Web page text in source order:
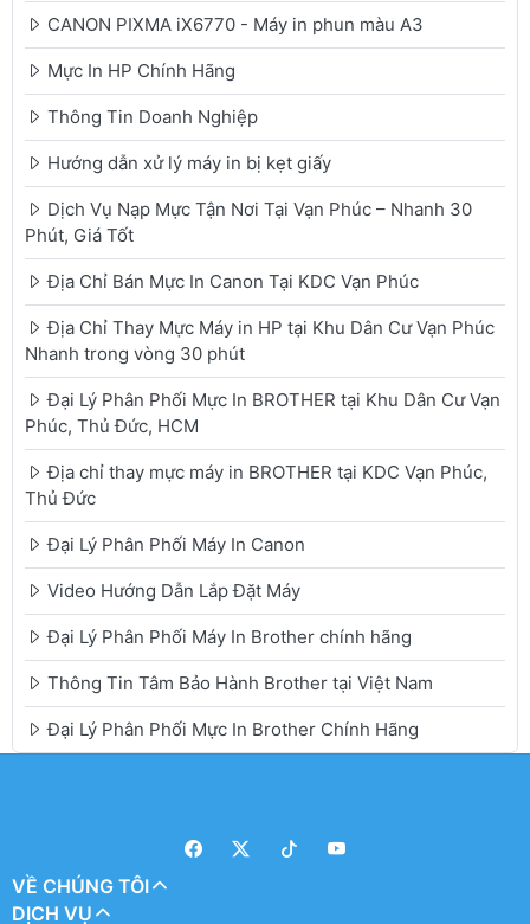
CANON PIXMA iX6770 - Máy in phun màu A3
Mực In HP Chính Hãng
Thông Tin Doanh Nghiệp
Hướng dẫn xử lý máy in bị kẹt giấy
Dịch Vụ Nạp Mực Tận Nơi Tại Vạn Phúc – Nhanh 30
Phút, Giá Tốt
Địa Chỉ Bán Mực In Canon Tại KDC Vạn Phúc
Địa Chỉ Thay Mực Máy in HP tại Khu Dân Cư Vạn Phúc
Nhanh trong vòng 30 phút
Đại Lý Phân Phối Mực In BROTHER tại Khu Dân Cư Vạn
Phúc, Thủ Đức, HCM
Địa chỉ thay mực máy in BROTHER tại KDC Vạn Phúc,
Thủ Đức
Đại Lý Phân Phối Máy In Canon
Video Hướng Dẫn Lắp Đặt Máy
Đại Lý Phân Phối Máy In Brother chính hãng
Thông Tin Tâm Bảo Hành Brother tại Việt Nam
Đại Lý Phân Phối Mực In Brother Chính Hãng
VỀ CHÚNG TÔI
DỊCH VỤ